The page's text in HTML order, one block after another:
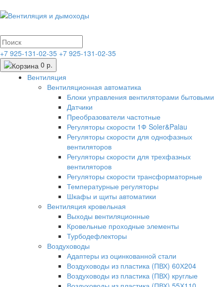
+7 925-131-02-35 +7 925-131-02-35
0 р.
Вентиляция
Вентиляционная автоматика
Блоки управления вентиляторами бытовыми
Датчики
Преобразователи частотные
Регуляторы скорости 1Ф Soler&Palau
Регуляторы скорости для однофазных
вентиляторов
Регуляторы скорости для трехфазных
вентиляторов
Регуляторы скорости трансформаторные
Температурные регуляторы
Шкафы и щиты автоматики
Вентиляция кровельная
Выходы вентиляционные
Кровельные проходные элементы
Турбодефлекторы
Воздуховоды
Адаптеры из оцинкованной стали
Воздуховоды из пластика (ПВХ) 60Х204
Воздуховоды из пластика (ПВХ) круглые